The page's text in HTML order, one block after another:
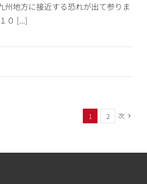
州地方に接近する恐れが出て参りま
０ [...]
1 2 次